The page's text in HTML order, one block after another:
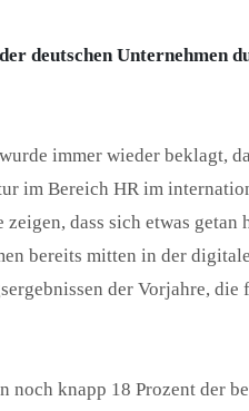
deutschen Unternehmen
immer wieder beklagt,
im Bereich HR im
zeigen, dass sich etwas
bereits mitten in der
der Vorjahre,
noch knapp 18 Prozent der